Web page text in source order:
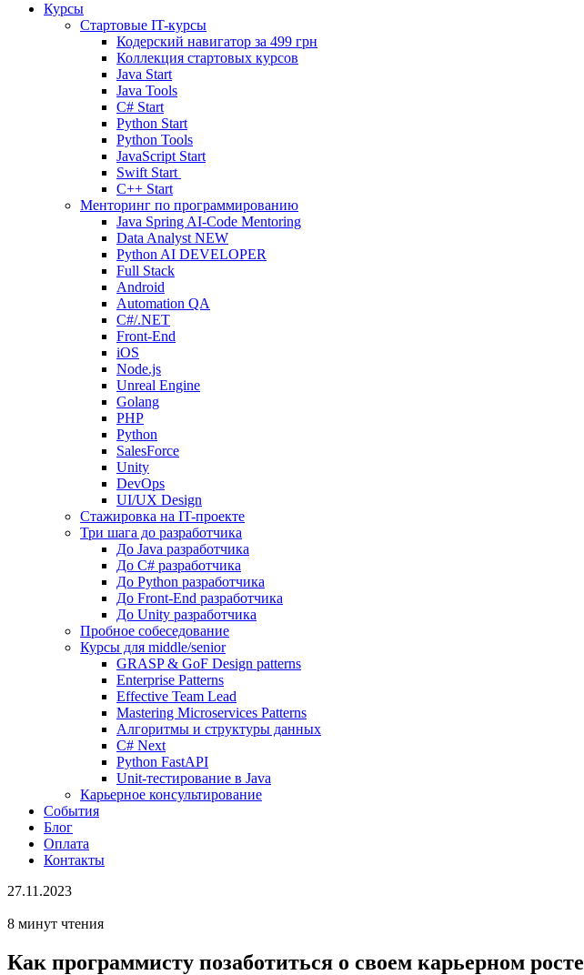
Курсы
Стартовые IT-курсы
Кодерский навигатор за 499 грн
Коллекция стартовых курсов
Java Start
Java Tools
C# Start
Python Start
Python Tools
JavaScript Start
Swift Start
C++ Start
Менторинг по программированию
Java Spring AI-Code Mentoring
Data Analyst NEW
Python AI DEVELOPER
Full Stack
Android
Automation QA
C#/.NET
Front-End
iOS
Node.js
Unreal Engine
Golang
PHP
Python
SalesForce
Unity
DevOps
UI/UX Design
Стажировка на IT-проекте
Три шага до разработчика
До Java разработчика
До C# разработчика
До Python разработчика
До Front-End разработчика
До Unity разработчика
Пробное собеседование
Курсы для middle/senior
GRASP & GoF Design patterns
Enterprise Patterns
Effective Team Lead
Mastering Microservices Patterns
Алгоритмы и структуры данных
C# Next
Python FastAPI
Unit-тестирование в Java
Карьерное консультирование
События
Блог
Оплата
Контакты
27.11.2023
8 минут чтения
Как программисту позаботиться о своем карьерном росте